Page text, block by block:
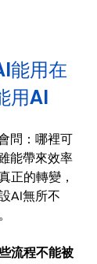
能用在
用AI
問：哪裡可
能帶來效率
正的轉變，
AI無所不
流程不能被